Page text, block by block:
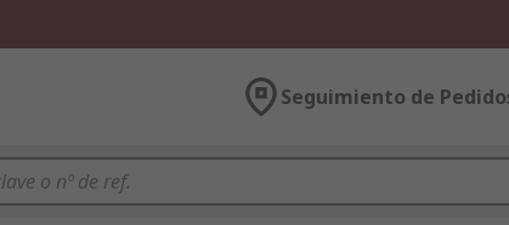
Seguimiento de